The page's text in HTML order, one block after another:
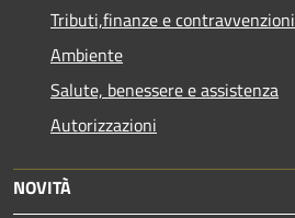
Tributi,finanze e contravvenzioni
Ambiente
Salute, benessere e assistenza
Autorizzazioni
NOVITÀ